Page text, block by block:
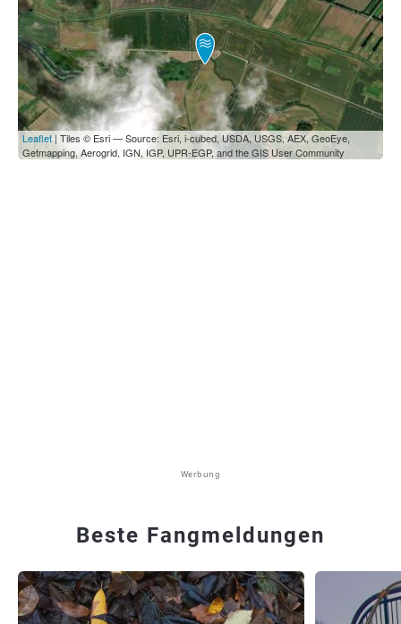
Leaflet | Tiles © Esri — Source: Esri, i-cubed, USDA, USGS, AEX, GeoEye,
Getmapping, Aerogrid, IGN, IGP, UPR-EGP, and the GIS User Community
Werbung
Beste Fangmeldungen